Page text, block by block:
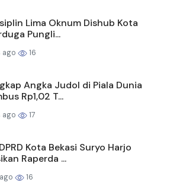
Lima Oknum Dishub Kota
Pungli...
ago 16
Angka Judol di Piala Dunia
Rp1,02 T...
ago 17
Kota Bekasi Suryo Harjo
Raperda ...
16